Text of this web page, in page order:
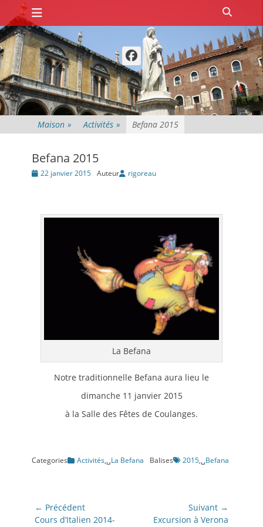
Passer
au
contenu
Premier menu
Facebook
Maison » Activités » Befana 2015
Befana 2015
Posté22 janvier 2015 Auteur rigoreau
La Befana
Notre traditionnelle Befana aura lieu le
dimanche 11 janvier 2015
à la Salle des Fêtes de Coulanges.
Categories Activités,␣La Befana Balises 2015,␣Befana
Navigation
de
← Précédent
Article
Cours d’Italien 2014-
Suivant →
ArticleExcursion à Verona